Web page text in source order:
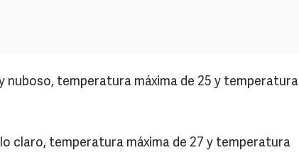
nuboso, temperatura máxima de 25 y temperatura
claro, temperatura máxima de 27 y temperatura